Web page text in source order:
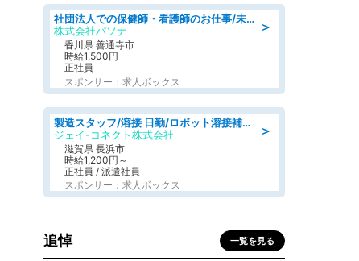
＞
社団法人での保健師・看護師のお仕事/未経験OK/要資格:普通免許、保健師、正看護師
株式会社パソナ
香川県 善通寺市
時給1,500円
正社員
スポンサー：求人ボックス
＞
製造スタッフ/溶接 日勤/ロボット溶接補助業務/学歴·経験不問
ジェイ-コネクト株式会社
滋賀県 長浜市
時給1,200円～
正社員 / 派遣社員
スポンサー：求人ボックス
追悼 一覧を見る